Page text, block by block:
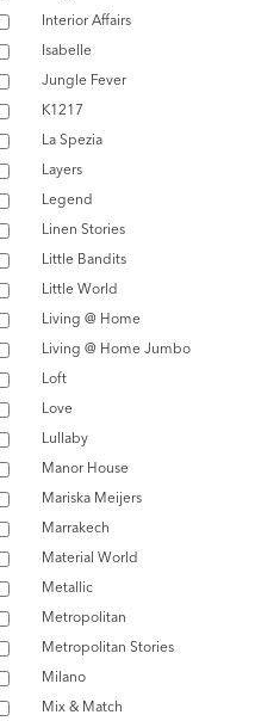
Interior Affairs
Isabelle
Jungle Fever
K1217
La Spezia
Layers
Legend
Linen Stories
Little Bandits
Little World
Living @ Home
Living @ Home Jumbo
Loft
Love
Lullaby
Manor House
Mariska Meijers
Marrakech
Material World
Metallic
Metropolitan
Metropolitan Stories
Milano
Mix & Match